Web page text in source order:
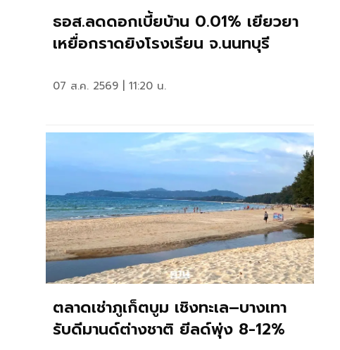
ธอส.ลดดอกเบี้ยบ้าน 0.01% เยียวยา
เหยื่อกราดยิงโรงเรียน จ.นนทบุรี
07 ส.ค. 2569 | 11:20 น.
ตลาดเช่าภูเก็ตบูม เชิงทะเล–บางเทา
รับดีมานด์ต่างชาติ ยีลด์พุ่ง 8-12%